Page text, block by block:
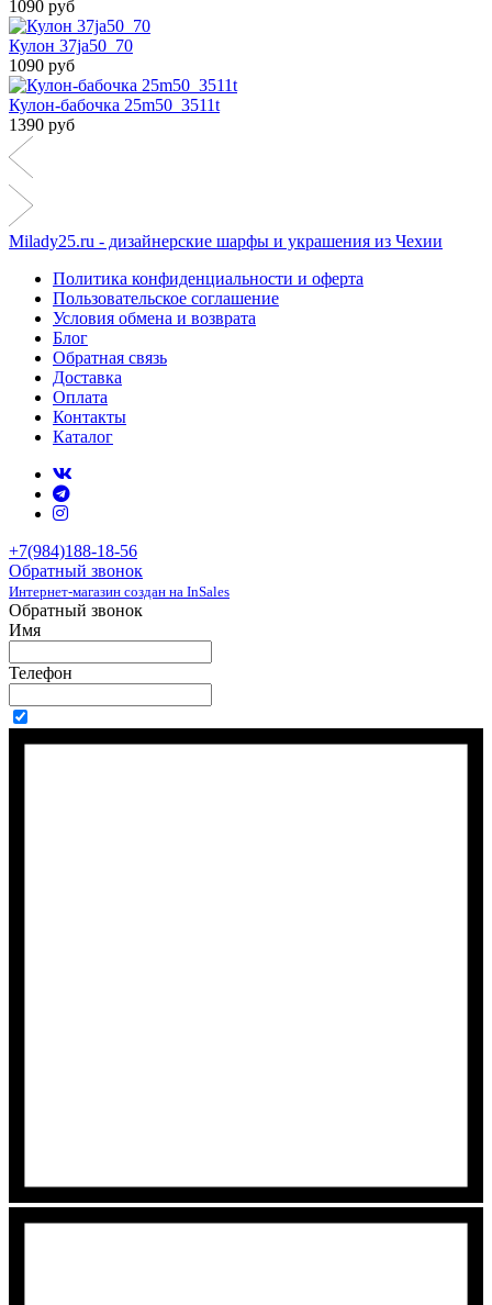
1090 руб
Кулон 37ja50_70
1090 руб
Кулон-бабочка 25m50_3511t
1390 руб
Milady25.ru - дизайнерские шарфы и украшения из Чехии
Политика конфиденциальности и оферта
Пользовательское соглашение
Условия обмена и возврата
Блог
Обратная связь
Доставка
Оплата
Контакты
Каталог
+7(984)188-18-56
Обратный звонок
Интернет-магазин создан на InSales
Обратный звонок
Имя
Телефон